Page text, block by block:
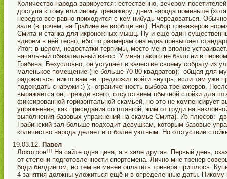
Количество народа варируется: естественно, вечером
доступа к тому или иному тренажеру; днем народа поменьше
нередко все равно приходится с кем-нибудь чередоваться.
зале (впрочем, на Грабине ее вообще нет). Набор тренажеров
Смита и станка для икроножных мышц. Ну и еще один
вдвоем в ней тесно, ибо по размерам она едва превышает
Итог: в целом, недостатки терпимы, место меня вполне
начальный обязательный взнос. У меня такого не было ни в
Грабина. Безусловно, он уступает в качестве своему собрату из
маленькое помещение (не больше 70-80 квадратов);- общая для
радоваться: никто вам не предложит войти внутрь, если там уже
подождать снаружи :) );- ограниченность выбора тренажеров.
выражается он, прежде всего, отсутствием обычной стойки для
фиксированной горизонтальной скамьей, но это не компенсирует
упражнения, как приседания со штангой, жим от груди на
выполнения базовых упражнений на скамье Смита). Из плюсов:-
Грабинский зал больше подходит девушкам, которым базовые
количество народа делает его более уютным. Но отстуствие
19.03.12. Павел
Лохотрон!!! На сайте одна цена, а в зале другая. Первый день,
от степени подготовленности спортсмена. Лично мне тренер
боди билдингом, но тем не менее оплатить тренера пришлось.
4 занятия должны уложиться ещё и в определенные даты.